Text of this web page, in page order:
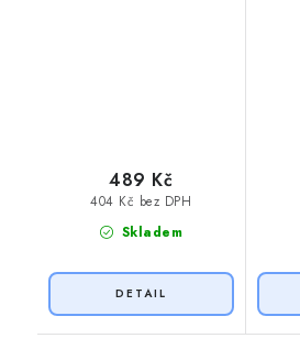
Skladem
404 Kč bez DPH
489 Kč